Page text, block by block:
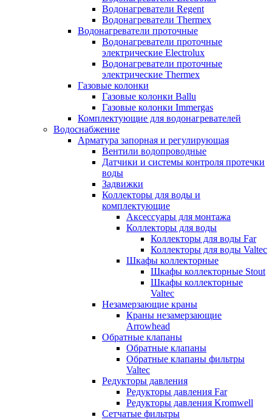
Водонагреватели Regent
Водонагреватели Thermex
Водонагреватели проточные
Водонагреватели проточные
электрические Electrolux
Водонагреватели проточные
электрические Thermex
Газовые колонки
Газовые колонки Ballu
Газовые колонки Immergas
Комплектующие для водонагревателей
Водоснабжение
Арматура запорная и регулирующая
Вентили водопроводные
Датчики и системы контроля протечки
воды
Задвижки
Коллекторы для воды и
комплектующие
Аксессуары для монтажа
Коллекторы для воды
Коллекторы для воды Far
Коллекторы для воды Valtec
Шкафы коллекторные
Шкафы коллекторные Stout
Шкафы коллекторные
Valtec
Незамерзающие краны
Краны незамерзающие
Arrowhead
Обратные клапаны
Обратные клапаны
Обратные клапаны фильтры
Valtec
Редукторы давления
Редукторы давления Far
Редукторы давления Kromwell
Сетчатые фильтры